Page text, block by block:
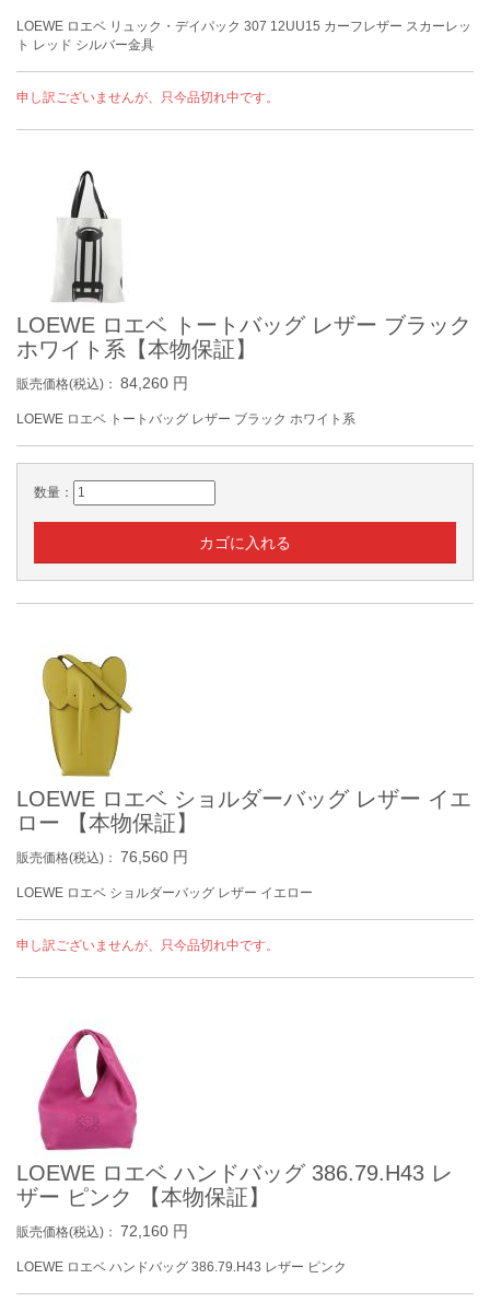
LOEWE ロエベ リュック・デイパック 307 12UU15 カーフレザー スカーレッ
ト レッド シルバー金具
申し訳ございませんが、只今品切れ中です。
LOEWE ロエベ トートバッグ レザー ブラック
ホワイト系【本物保証】
販売価格(税込)： 84,260 円
LOEWE ロエベ トートバッグ レザー ブラック ホワイト系
数量：
LOEWE ロエベ ショルダーバッグ レザー イエ
ロー 【本物保証】
販売価格(税込)： 76,560 円
LOEWE ロエベ ショルダーバッグ レザー イエロー
申し訳ございませんが、只今品切れ中です。
LOEWE ロエベ ハンドバッグ 386.79.H43 レ
ザー ピンク 【本物保証】
販売価格(税込)： 72,160 円
LOEWE ロエベ ハンドバッグ 386.79.H43 レザー ピンク